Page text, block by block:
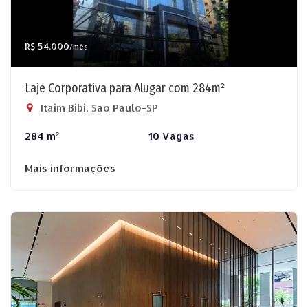
R$ 54.000/mês
Laje Corporativa para Alugar com 284m²
Itaim Bibi, São Paulo-SP
284 m² 10 Vagas
Mais informações